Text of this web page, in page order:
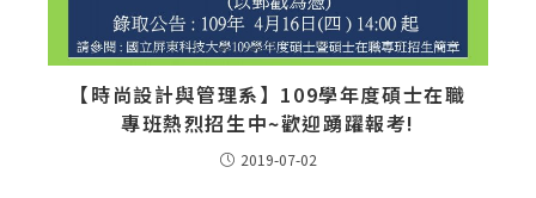
【時尚設計與管理系】109學年度碩士在職
專班熱烈招生中~歡迎踴躍報考!
2019-07-02